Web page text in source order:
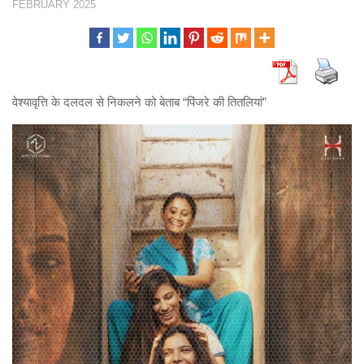
FEBRUARY 2025
वेश्यावृत्ति के दलदल से निकलने को बेताब “पिंजरे की तितलियां”